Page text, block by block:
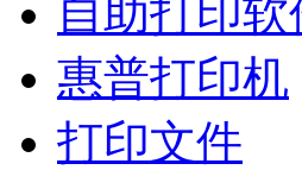
自助打印软
惠普打印机
打印文件